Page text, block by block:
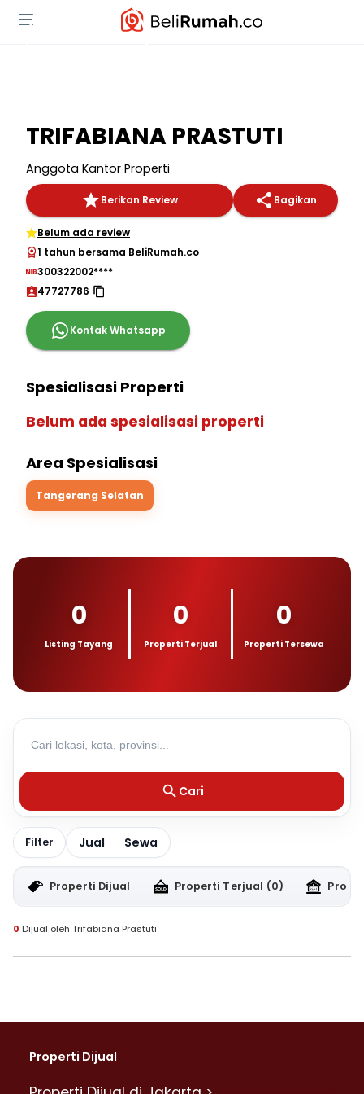
TRIFABIANA PRASTUTI
Anggota Kantor Properti
Berikan Review Bagikan
Belum ada review
1 tahun bersama BeliRumah.co
300322002****
47727786
Kontak Whatsapp
Spesialisasi Properti
Belum ada spesialisasi properti
Area Spesialisasi
Tangerang Selatan
0
Listing Tayang
0
Properti Terjual
0
Properti Tersewa
Cari
Filter Jual Sewa
Properti Dijual Properti Terjual (0)
0 Dijual oleh Trifabiana Prastuti
Properti Dijual